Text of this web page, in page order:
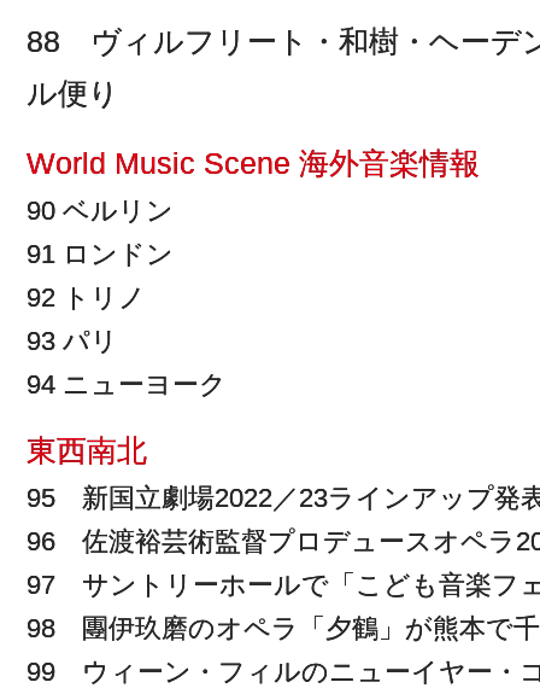
88 ヴィルフリート・和樹・ヘーデ
ル便り
World Music Scene 海外音楽情報
90 ベルリン
91 ロンドン
92 トリノ
93 パリ
94 ニューヨーク
東西南北
95 新国立劇場2022／23ラインアップ発
96 佐渡裕芸術監督プロデュースオペラ
97 サントリーホールで「こども音楽フ
98 團伊玖磨のオペラ「夕鶴」が熊本で
99 ウィーン・フィルのニューイヤー・